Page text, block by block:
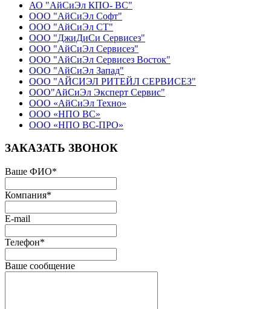
АО "АйСиЭл КПО- ВС"
ООО "АйСиЭл Софт"
ООО "АйСиЭл СТ"
ООО "ДжиДиСи Сервисез"
ООО "АйСиЭл Сервисез"
ООО "АйСиЭл Сервисез Восток"
ООО "АйСиЭл Запад"
ООО "АЙСИЭЛ РИТЕЙЛ СЕРВИСЕЗ"
ООО"АйСиЭл Эксперт Сервис"
ООО «АйСиЭл Техно»
ООО «НПО ВС»
ООО «НПО ВС-ПРО»
ЗАКАЗАТЬ ЗВОНОК
Ваше ФИО*
Компания*
E-mail
Телефон*
Ваше сообщение